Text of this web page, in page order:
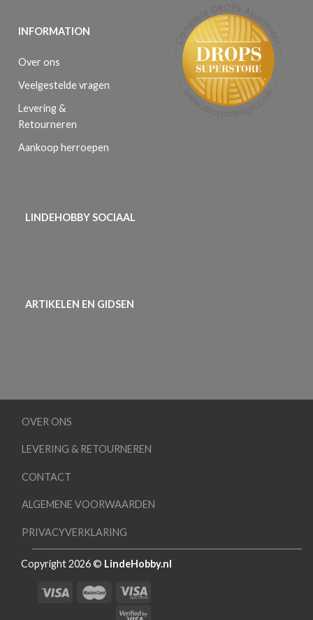
INFORMATION
Over ons
Veelgestelde vragen
Levering &
Retourneren
Aankoop herroepen
LINDEHOBBY SOCIAAL
ARTIKELEN EN GIDSEN
OVER ONS
LEVERING & RETOURNEREN
CONTACT
ALGEMENE VOORWAARDEN
PRIVACYVERKLARING
Copyright 2026 © LindeHobby.nl